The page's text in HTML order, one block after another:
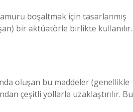
boşaltmak için tasarlanmış
bir aktüatörle birlikte kullanılır.
oluşan bu maddeler (genellikle
çeşitli yollarla uzaklaştırılır. Bu